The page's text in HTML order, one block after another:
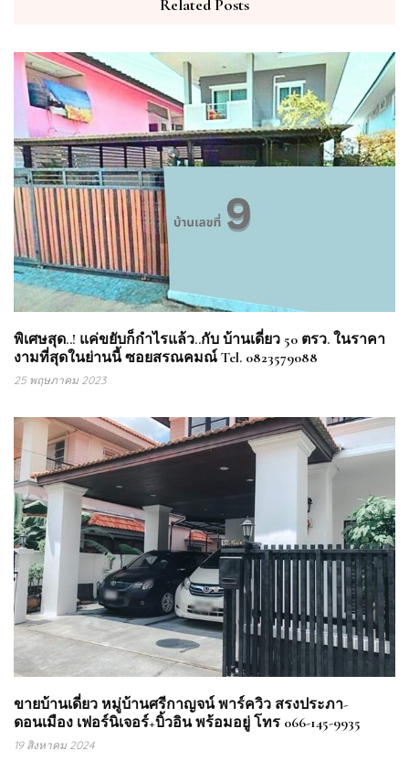
Related Posts
พิเศษสุด..! แค่ขยับก็กำไรแล้ว..กับ บ้านเดี่ยว 50 ตรว. ในราคา
งามที่สุดในย่านนี้ ซอยสรณคมณ์ Tel. 0823579088
25 พฤษภาคม 2023
ขายบ้านเดี่ยว หมู่บ้านศรีกาญจน์ พาร์ควิว สรงประภา-
ดอนเมือง เฟอร์นิเจอร์+บิ้วอิน พร้อมอยู่ โทร 066-145-9935
19 สิงหาคม 2024